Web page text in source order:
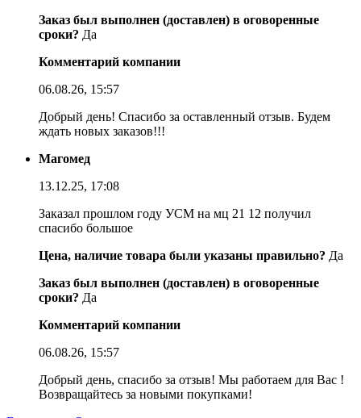
Заказ был выполнен (доставлен) в оговоренные
сроки? Да
Комментарий компании
06.08.26, 15:57
Добрый день! Спасибо за оставленный отзыв. Будем
ждать новых заказов!!!
Магомед
13.12.25, 17:08
Заказал прошлом году УСМ на мц 21 12 получил
спасибо большое
Цена, наличие товара были указаны правильно? Да
Заказ был выполнен (доставлен) в оговоренные
сроки? Да
Комментарий компании
06.08.26, 15:57
Добрый день, спасибо за отзыв! Мы работаем для Вас !
Возвращайтесь за новыми покупками!